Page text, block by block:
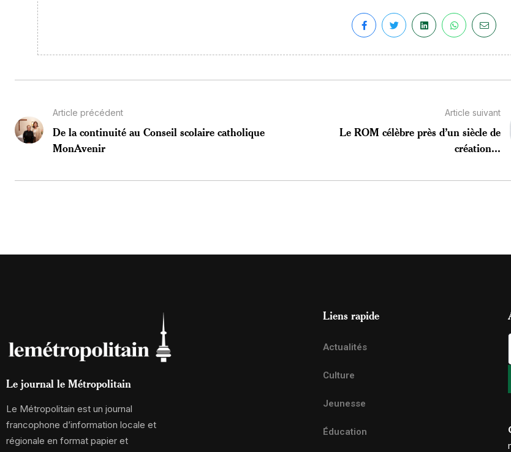
Article précédent
De la continuité au Conseil scolaire catholique
MonAvenir
Article suivant
Le ROM célèbre près d’un siècle de
création...
Le journal le Métropolitain
Le Métropolitain est un journal
francophone d’information locale et
régionale en format papier et
Liens rapide
Actualités
Culture
Jeunesse
Éducation